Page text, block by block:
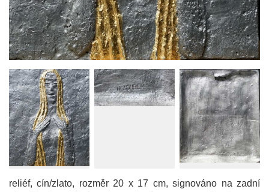
reliéf, cín/zlato, rozměr 20 x 17 cm, signováno na zadní